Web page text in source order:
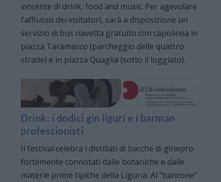
vincente di drink, food and music. Per agevolare
l’afflusso dei visitatori, sarà a disposizione un
servizio di bus navetta gratuito con capolinea in
piazza Taramasco (parcheggio delle quattro
strade) e in piazza Quaglia (sotto il loggiato).
Drink: i dodici gin liguri e i barman
professionisti
Il festival celebra i distillati di bacche di ginepro
fortemente connotati dalle botaniche e dalle
materie prime tipiche della Liguria. Al “bancone”